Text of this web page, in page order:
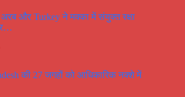
और Turkey ने मक्का में संयुक्त रक्षा
की 27 जगहों को आधिकारिक नक्शे में